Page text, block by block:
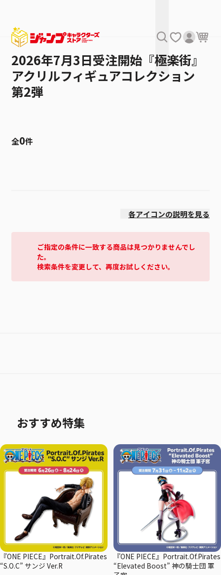
2026年7月3日受注開始『極楽街』
アクリルフィギュアコレクション
第2弾
全0件
各アイコンの説明を見る
ご指定の条件に一致する商品は見つかりませんでし
た。
検索条件を変更して、再度お試しください。
おすすめ特集
『ONE PIECE』Portrait.Of.Pirates
“S.O.C” サンジ Ver.R
『ONE PIECE』Portrait.Of.Pirates
“Elevated Boost” 神の騎士団 軍